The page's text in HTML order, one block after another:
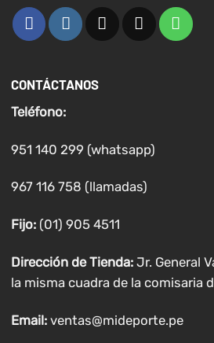
CONTÁCTANOS
Teléfono:
951 140 299 (whatsapp)
967 116 758 (llamadas)
Fijo:(01) 905 4511
Dirección de Tienda: Jr. General
la misma cuadra de la comisaria
Email: ventas@mideporte.pe